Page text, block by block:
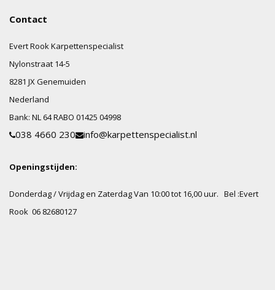
Contact
Evert Rook Karpettenspecialist
Nylonstraat 14-5
8281 JXGenemuiden
Nederland
Bank: NL 64 RABO 01425 04998
038 4660 230 info@karpettenspecialist.nl
Openingstijden:
Donderdag / Vrijdag en Zaterdag Van 10:00 tot 16,00 uur. Bel :Evert
Rook 06 82680127